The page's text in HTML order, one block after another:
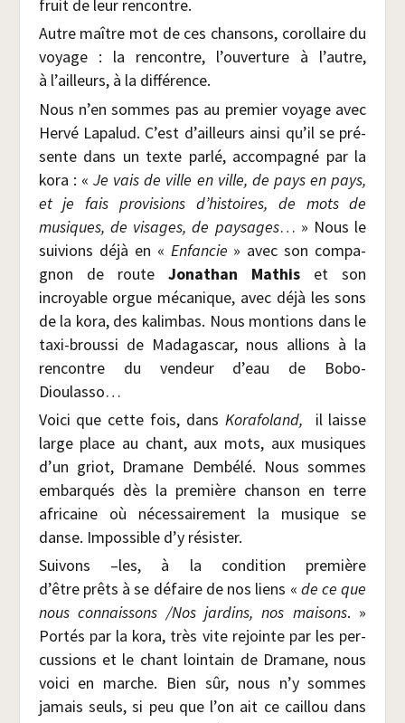
fruit de leur rencontre.
Autre maître mot de ces chan­sons, corol­laire du
voyage : la ren­contre, l’ouverture à l’autre,
à l’ailleurs, à la différence.
Nous n’en sommes pas au pre­mier voyage avec
Her­vé Lapa­lud. C’est d’ailleurs ain­si qu’il se pré­
sente dans un texte par­lé, accom­pa­gné par la
kora : «Je vais de ville en ville, de pays en pays,
et je fais pro­vi­sions d’histoires, de mots de
musiques, de visages, de pay­sages… » Nous le
sui­vions déjà en « Enfan­cie » avec son com­pa­
gnon de route Jona­than Mathis et son
incroyable orgue méca­nique, avec déjà les sons
de la kora, des kalim­bas. Nous mon­tions dans le
taxi-brous­si de Mada­gas­car, nous allions à la
ren­contre du ven­deur d’eau de Bobo-
Dioulasso…
Voi­ci que cette fois, dans Kora­fo­land,
il laisse
large place au chant, aux mots, aux musiques
d’un griot, Dra­mane Dem­bé­lé. Nous sommes
embar­qués dès la pre­mière chan­son en terre
afri­caine où néces­sai­re­ment la musique se
danse. Impos­sible d’y résister.
Sui­vons –les, à la condi­tion pre­mière
d’être prêts à se défaire de nos liens « de ce que
nous connais­sons /​Nos jar­dins, nos mai­sons. »
Por­tés par la kora, très vite rejointe par les per­
cus­sions et le chant loin­tain de Dra­mane, nous
voi­ci en marche. Bien sûr, nous n’y sommes
jamais seuls, si peu que l’on ait ce caillou dans